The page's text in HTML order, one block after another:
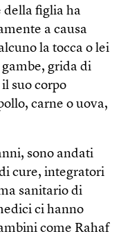
della figlia ha
a causa
la tocca o lei
grida di
suo corpo
carne o uova,
sono andati
cure, integratori
sanitario di
ci hanno
come Rahaf